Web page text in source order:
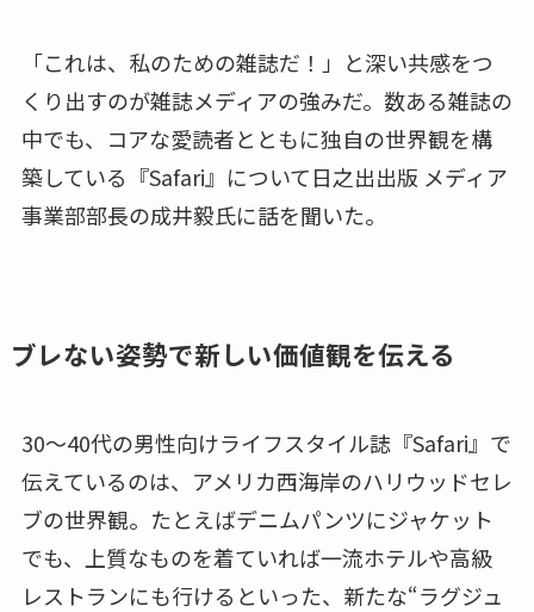
「これは、私のための雑誌だ！」と深い共感をつ
くり出すのが雑誌メディアの強みだ。数ある雑誌の
中でも、コアな愛読者とともに独自の世界観を構
築している『Safari』について日之出出版 メディア
事業部部長の成井毅氏に話を聞いた。
ブレない姿勢で新しい価値観を伝える
30～40代の男性向けライフスタイル誌『Safari』で
伝えているのは、アメリカ西海岸のハリウッドセレ
ブの世界観。たとえばデニムパンツにジャケット
でも、上質なものを着ていれば一流ホテルや高級
レストランにも行けるといった、新たな“ラグジュ